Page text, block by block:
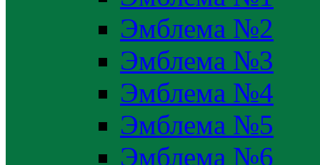
Эмблема №2
Эмблема №3
Эмблема №4
Эмблема №5
Эмблема №6